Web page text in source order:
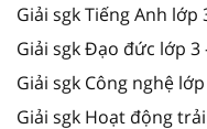
Giải sgk Tiếng Anh lớp
Giải sgk Đạo đức lớp 3
Giải sgk Công nghệ lớp
Giải sgk Hoạt động